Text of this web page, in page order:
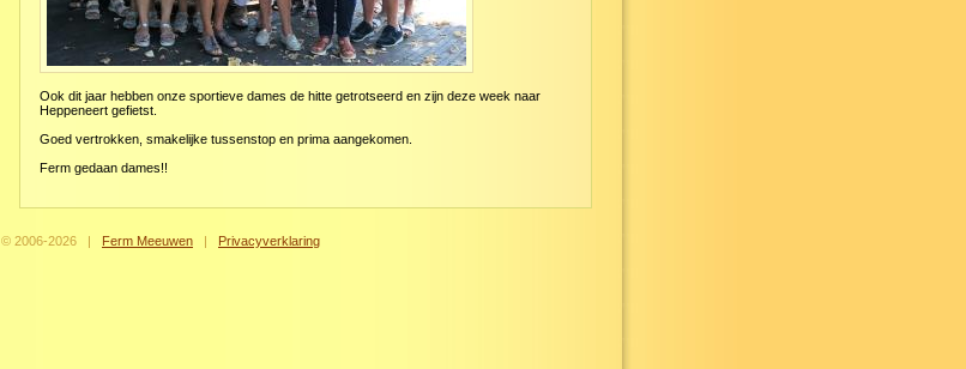
Ook dit jaar hebben onze sportieve dames de hitte getrotseerd en zijn deze week naar
Heppeneert gefietst.
Goed vertrokken, smakelijke tussenstop en prima aangekomen.
Ferm gedaan dames!!
© 2006-2026 | Ferm Meeuwen | Privacyverklaring